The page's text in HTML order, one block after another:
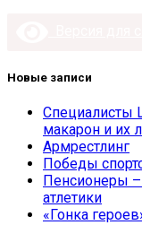
Новые записи
Специалисты
макарон и их
Армрестлинг
Победы
Пенсионеры –
атлетики
«Гонка